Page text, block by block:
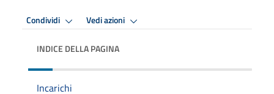
Condividi Vedi azioni
INDICE DELLA PAGINA
Incarichi